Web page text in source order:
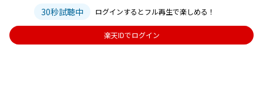
30秒試聴中 ログインするとフル再生で楽しめる！
楽天IDでログイン